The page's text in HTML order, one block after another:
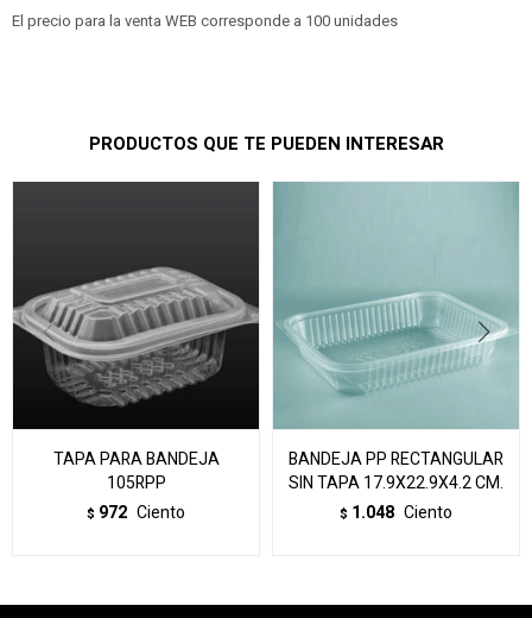
El precio para la venta WEB corresponde a 100 unidades
PRODUCTOS QUE TE PUEDEN INTERESAR
TAPA PARA BANDEJA
105RPP
$ 972 Ciento
BANDEJA PP RECTANGULAR
SIN TAPA 17.9X22.9X4.2 CM.
$ 1.048 Ciento